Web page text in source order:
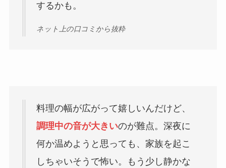
するかも。
ネット上の口コミから抜粋
料理の幅が広がって嬉しいんだけど、
調理中の音が大きいのが難点。深夜に
何か温めようと思っても、家族を起こ
しちゃいそうで怖い。もう少し静かな